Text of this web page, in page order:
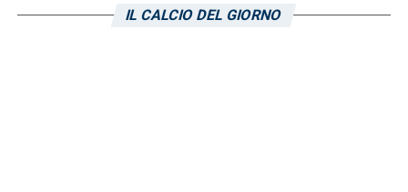
fondamentali per la salvezza.
IL CALCIO DEL GIORNO